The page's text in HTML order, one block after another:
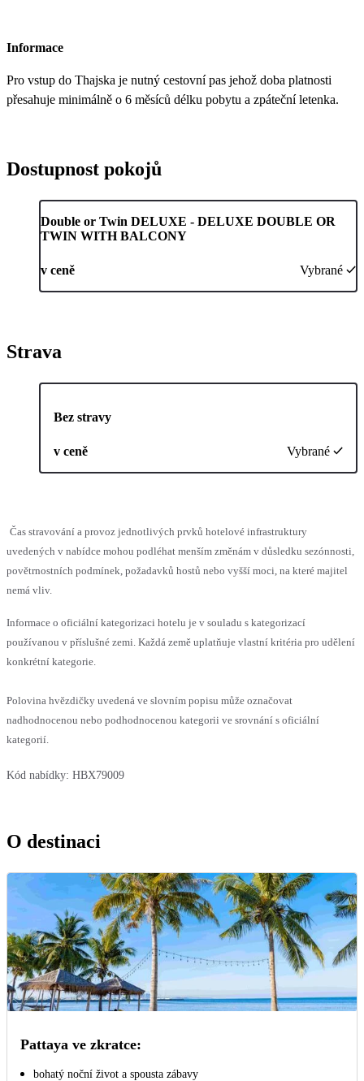
Informace
Pro vstup do Thajska je nutný cestovní pas jehož doba platnosti
přesahuje minimálně o 6 měsíců délku pobytu a zpáteční letenka.
Dostupnost pokojů
Double or Twin DELUXE - DELUXE DOUBLE OR
TWIN WITH BALCONY
v ceně Vybrané
Strava
Bez stravy
v ceně Vybrané
Čas stravování a provoz jednotlivých prvků hotelové infrastruktury
uvedených v nabídce mohou podléhat menším změnám v důsledku sezónnosti,
povětrnostních podmínek, požadavků hostů nebo vyšší moci, na které majitel
nemá vliv.
Informace o oficiální kategorizaci hotelu je v souladu s kategorizací
používanou v příslušné zemi. Každá země uplatňuje vlastní kritéria pro udělení
konkrétní kategorie.
Polovina hvězdičky uvedená ve slovním popisu může označovat
nadhodnocenou nebo podhodnocenou kategorii ve srovnání s oficiální
kategorií.
Kód nabídky: HBX79009
O destinaci
Pattaya ve zkratce:
bohatý noční život a spousta zábavy